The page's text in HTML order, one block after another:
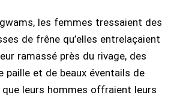
les femmes tressaient des
de frêne qu’elles entrelaçaient
ramassé près du rivage, des
paille et de beaux éventails de
leurs hommes offraient leurs